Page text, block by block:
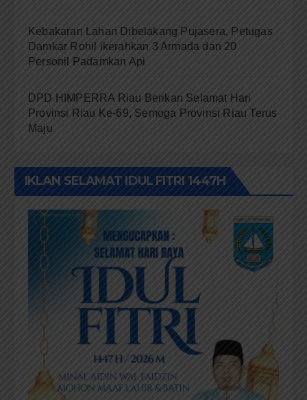
Kebakaran Lahan Dibelakang Pujasera, Petugas
Damkar Rohil ikerahkan 3 Armada dan 20
Personil Padamkan Api
DPD HIMPERRA Riau Berikan Selamat Hari
Provinsi Riau Ke-69, Semoga Provinsi Riau Terus
Maju
IKLAN SELAMAT IDUL FITRI 1447H